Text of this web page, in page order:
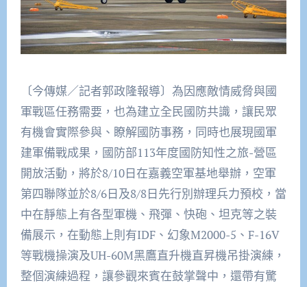
〔今傳媒／記者郭政隆報導〕為因應敵情威脅與國
軍戰區任務需要，也為建立全民國防共識，讓民眾
有機會實際參與、瞭解國防事務，同時也展現國軍
建軍備戰成果，國防部113年度國防知性之旅-營區
開放活動，將於8/10日在嘉義空軍基地舉辦，空軍
第四聯隊並於8/6日及8/8日先行別辦理兵力預校，當
中在靜態上有各型軍機、飛彈、快砲、坦克等之裝
備展示，在動態上則有IDF、幻象M2000-5、F-16V
等戰機操演及UH-60M黑鷹直升機直昇機吊掛演練，
整個演練過程，讓參觀來賓在鼓掌聲中，還帶有驚